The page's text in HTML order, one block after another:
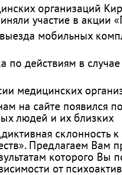
организаций
участие в акции
мобильных
по действиям в
медицинских
на сайте появился
людей и их близких
склонность
Предлагаем Вам
которого Вы
от